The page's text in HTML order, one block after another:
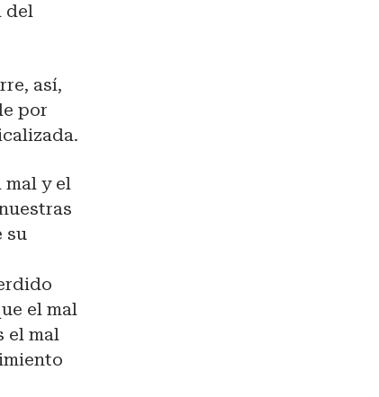
del
así,
por
mal y el
su
el mal
el mal